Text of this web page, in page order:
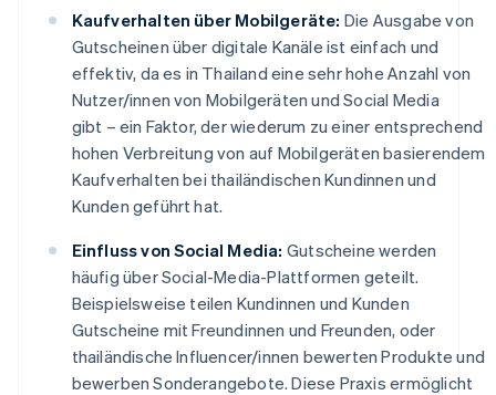
Kaufverhalten über Mobilgeräte: Die Ausgabe von
Gutscheinen über digitale Kanäle ist einfach und
effektiv, da es in Thailand eine sehr hohe Anzahl von
Nutzer/innen von Mobilgeräten und Social Media
gibt – ein Faktor, der wiederum zu einer entsprechend
hohen Verbreitung von auf Mobilgeräten basierendem
Kaufverhalten bei thailändischen Kundinnen und
Kunden geführt hat.
Einfluss von Social Media: Gutscheine werden
häufig über Social-Media-Plattformen geteilt.
Beispielsweise teilen Kundinnen und Kunden
Gutscheine mit Freundinnen und Freunden, oder
thailändische Influencer/innen bewerten Produkte und
bewerben Sonderangebote. Diese Praxis ermöglicht